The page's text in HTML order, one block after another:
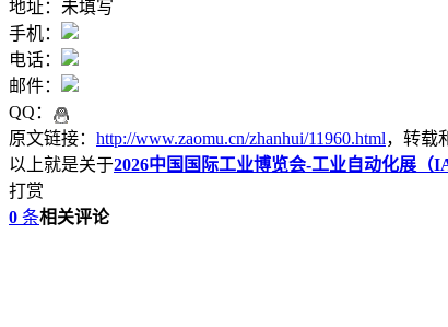
地址：未填写
手机：
电话：
邮件：
QQ：
原文链接： http://www.zaomu.cn/zhanhui/11960.html，转载
以上就是关于2026中国国际工业博览会-工业自动化展（
打赏
0 条相关评论